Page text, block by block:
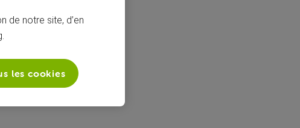
de notre site, d’en
les cookies